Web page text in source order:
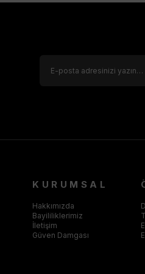
KURUMSAL
Hakkımızda
Bayililiklerimiz
İletişim
Güven Damgası